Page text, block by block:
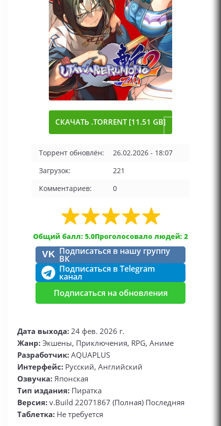
СКАЧАТЬ .TORRENT [11.51 GB]
Торрент обновлён:
26.02.2026 - 18:07
Загрузок:
221
Комментариев:
0
Общий балл: 5.0Проголосовало людей: 2
VK Подписаться в нашу группу
ВК
Подписаться в Telegram
канал
Подписаться на обновления
Дата выхода: 24 фев. 2026 г.
Жанр: Экшены, Приключения, RPG, Аниме
Разработчик: AQUAPLUS
Интерфейс: Русский, Английский
Озвучка: Японская
Тип издания: Пиратка
Версия: v.Build 22071867 (Полная) Последняя
Таблетка: Не требуется